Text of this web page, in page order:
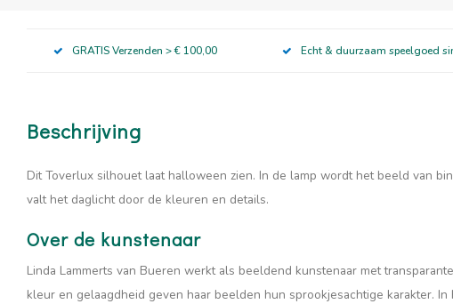
GRATIS Verzenden > € 100,00 Echt & duurzaam speelgoed
Beschrijving
Dit Toverlux silhouet laat halloween zien. In de lamp wordt het beeld van
valt het daglicht door de kleuren en details.
Over de kunstenaar
Linda Lammerts van Bueren werkt als beeldend kunstenaar met
kleur en gelaagdheid geven haar beelden hun sprookjesachtige karakter.